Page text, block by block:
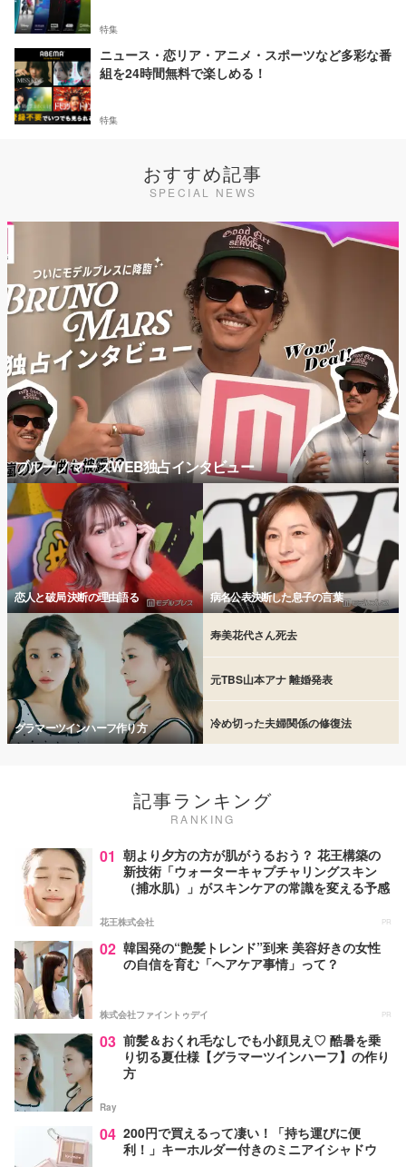
特集
ニュース・恋リア・アニメ・スポーツなど多彩な番
組を24時間無料で楽しめる！
特集
おすすめ記事
SPECIAL NEWS
ブルーノマーズWEB独占インタビュー
恋人と破局 決断の理由語る 病名公表決断した息子の言葉
グラマーツインハーフ作り方
寿美花代さん死去
元TBS山本アナ 離婚発表
冷め切った夫婦関係の修復法
記事ランキング
RANKING
01 朝より夕方の方が肌がうるおう？ 花王構築の
新技術「ウォーターキャプチャリングスキン
（捕水肌）」がスキンケアの常識を変える予感
花王株式会社 PR
02 韓国発の“艶髪トレンド”到来 美容好きの女性
の自信を育む「ヘアケア事情」って？
株式会社ファイントゥデイ PR
03 前髪＆おくれ毛なしでも小顔見え♡ 酷暑を乗
り切る夏仕様【グラマーツインハーフ】の作り
方
Ray
04 200円で買えるって凄い！「持ち運びに便
利！」キーホルダー付きのミニアイシャドウ